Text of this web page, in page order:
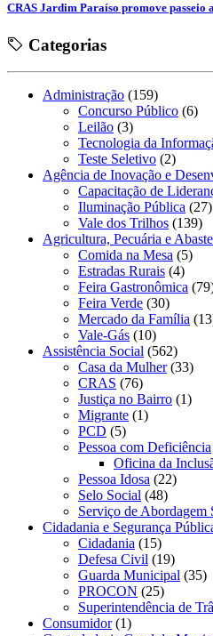
CRAS Jardim Paraíso promove
Categorias
Administração (159)
Concurso Público (6)
Leilão (3)
Tecnologia da
Teste Seletivo (2)
Agência de Inovação e
Capacitação de
Iluminação Pública (27)
Vale dos Trilhos (139)
Agricultura, Pecuária e
Comida na Mesa (5)
Estradas Rurais (4)
Feira Gastronômica
Feira Verde (30)
Mercado da Família
Vale-Gás (10)
Assistência Social (562)
Casa da Mulher(33)
CRAS (76)
Justiça no Bairro (1)
Migrante (1)
PCD (5)
Pessoa com Deficiência
Oficina da
Pessoa Idosa (22)
Selo Social (48)
Serviço de Abordagem
Cidadania e Segurança
Cidadania (15)
Defesa Civil (19)
Guarda Municipal (35)
PROCON (25)
Superintendência de
Consumidor(1)